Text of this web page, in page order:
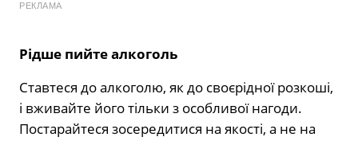
РЕКЛАМА
Рідше пийте алкоголь
Ставтеся до алкоголю, як до своєрідної розкоші,
і вживайте його тільки з особливої нагоди.
Постарайтеся зосередитися на якості, а не на